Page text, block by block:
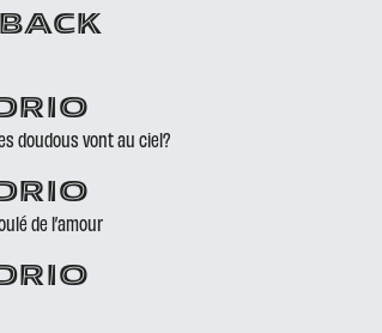
doudous vont au ciel?
de l’amour